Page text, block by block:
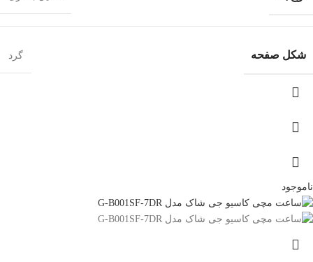
شکل صفحه گرد
ناموجود